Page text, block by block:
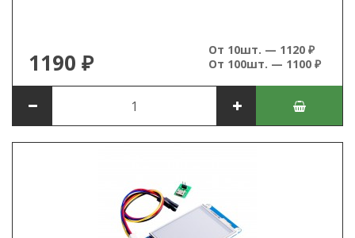
1190 ₽
От 10шт. — 1120 ₽
От 100шт. — 1100 ₽